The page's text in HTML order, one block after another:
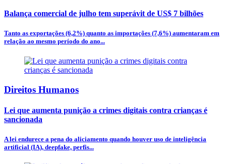
Balança comercial de julho tem superávit de US$ 7 bilhões
Tanto as exportações (6,2%) quanto as importações (7,6%) aumentaram em
relação ao mesmo período do ano...
Direitos Humanos
Lei que aumenta punição a crimes digitais contra crianças é
sancionada
A lei endurece a pena do aliciamento quando houver uso de inteligência
artificial (IA), deepfake, perfis...